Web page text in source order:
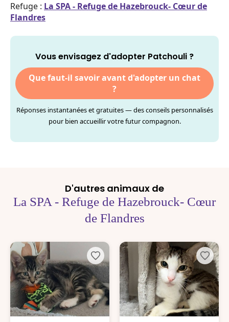
Refuge : La SPA - Refuge de Hazebrouck- Cœur de
Flandres
Vous envisagez d'adopter Patchouli ?
Que faut-il savoir avant d'adopter un chat
?
Réponses instantanées et gratuites — des conseils personnalisés
pour bien accueillir votre futur compagnon.
D'autres animaux de
La SPA - Refuge de Hazebrouck- Cœur
de Flandres